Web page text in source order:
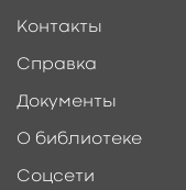
Контакты
Справка
Документы
О библиотеке
Соцсети